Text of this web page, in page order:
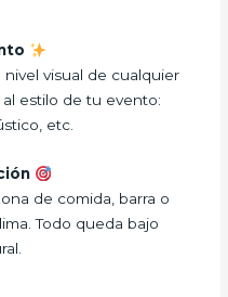
visual de cualquier
estilo de tu evento:
etc.
de comida, barra o
Todo queda bajo